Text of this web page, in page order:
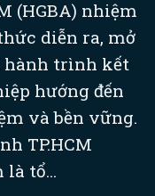
(HGBA) nhiệm
diễn ra, mở
hành trình kết
hướng đến
và bền vững.
TP.HCM
là tổ...